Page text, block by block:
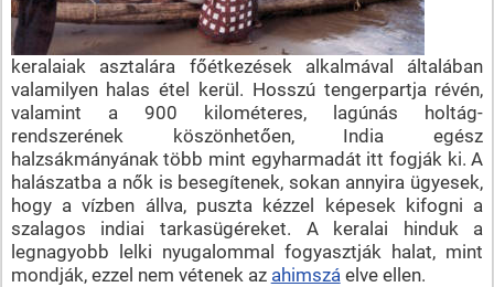
keralaiak asztalára főétkezések alkalmával általában
valamilyen halas étel kerül. Hosszú tengerpartja révén,
valamint a 900 kilométeres, lagúnás holtág-
rendszerének köszönhetően, India egész
halzsákmányának több mint egyharmadát itt fogják ki. A
halászatba a nők is besegítenek, sokan annyira ügyesek,
hogy a vízben állva, puszta kézzel képesek kifogni a
szalagos indiai tarkasügéreket. A keralai hinduk a
legnagyobb lelki nyugalommal fogyasztják halat, mint
mondják, ezzel nem vétenek az ahimszá elve ellen.